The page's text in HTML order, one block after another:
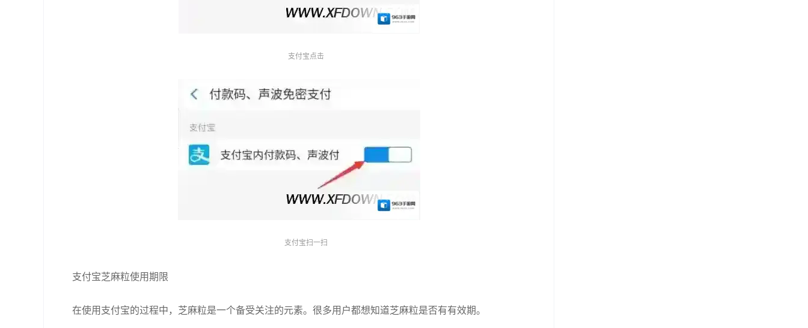
支付宝点击
支付宝扫一扫
支付宝芝麻粒使用期限
在使用支付宝的过程中，芝麻粒是一个备受关注的元素。很多用户都想知道芝麻粒是否有有效期。